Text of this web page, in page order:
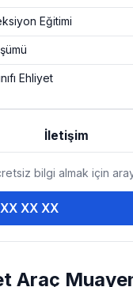
Araç
Eğitimi
Ehliyet
İletişim
bilgi almak için
XX XX